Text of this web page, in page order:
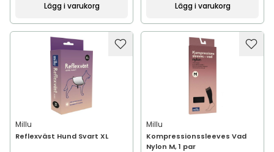
Lägg i varukorg Lägg i varukorg
Millu
Reflexväst Hund Svart XL
Millu
Kompressionssleeves Vad
Nylon M, 1 par